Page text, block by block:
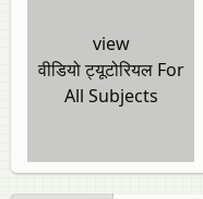
view
वीडियो ट्यूटोरियल For
All Subjects